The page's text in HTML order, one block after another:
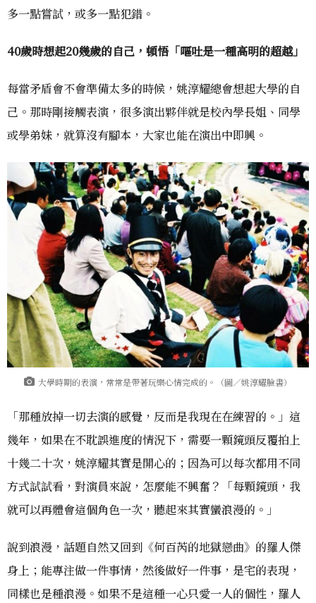
多一點嘗試，或多一點犯錯。
40歲時想起20幾歲的自己，頓悟「嘔吐是一種高明的超越」
每當矛盾會不會準備太多的時候，姚淳耀總會想起大學的自
己。那時剛接觸表演，很多演出夥伴就是校內學長姐、同學
或學弟妹，就算沒有腳本，大家也能在演出中即興。
大學時期的表演，常常是帶著玩樂心情完成的。（圖／姚淳耀臉書）
「那種放掉一切去演的感覺，反而是我現在在練習的。」這
幾年，如果在不耽誤進度的情況下，需要一顆鏡頭反覆拍上
十幾二十次，姚淳耀其實是開心的；因為可以每次都用不同
方式試試看，對演員來說，怎麼能不興奮？「每顆鏡頭，我
就可以再體會這個角色一次，聽起來其實蠻浪漫的。」
說到浪漫，話題自然又回到《何百芮的地獄戀曲》的羅人傑
身上；能專注做一件事情，然後做好一件事，是宅的表現，
同樣也是種浪漫。如果不是這種一心只愛一人的個性，羅人